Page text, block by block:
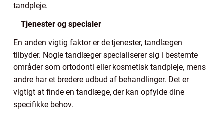
tandpleje.
Tjenester og specialer
En anden vigtig faktor er de tjenester, tandlægen
tilbyder. Nogle tandlæger specialiserer sig i bestemte
områder som ortodonti eller kosmetisk tandpleje, mens
andre har et bredere udbud af behandlinger. Det er
vigtigt at finde en tandlæge, der kan opfylde dine
specifikke behov.